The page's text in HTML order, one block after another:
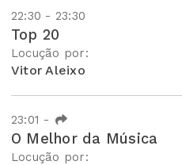
22:30 - 23:30
Top 20
Locução por:
Vitor Aleixo
23:01 -
O Melhor da Música
Locução por: